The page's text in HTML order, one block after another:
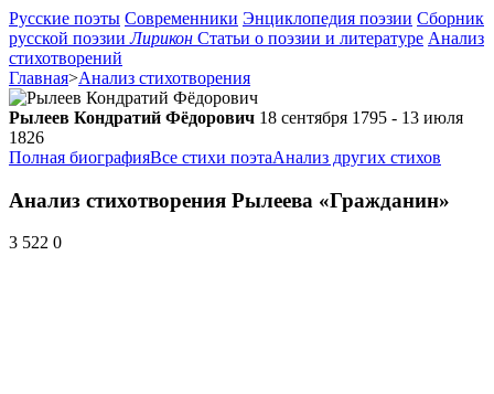
Русские поэты Современники Энциклопедия поэзии Сборник
русской поэзии Лирикон Статьи о поэзии и литературе Анализ
стихотворений
Главная>Анализ стихотворения
Рылеев Кондратий Фёдорович 18 сентября 1795 - 13 июля
1826
Полная биографияВсе стихи поэтаАнализ других стихов
Анализ стихотворения Рылеева «Гражданин»
3 522 0